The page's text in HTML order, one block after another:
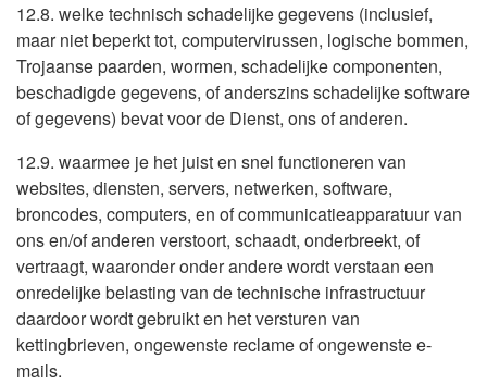
12.8. welke technisch schadelijke gegevens (inclusief,
maar niet beperkt tot, computervirussen, logische bommen,
Trojaanse paarden, wormen, schadelijke componenten,
beschadigde gegevens, of anderszins schadelijke software
of gegevens) bevat voor de Dienst, ons of anderen.
12.9. waarmee je het juist en snel functioneren van
websites, diensten, servers, netwerken, software,
broncodes, computers, en of communicatieapparatuur van
ons en/of anderen verstoort, schaadt, onderbreekt, of
vertraagt, waaronder onder andere wordt verstaan een
onredelijke belasting van de technische infrastructuur
daardoor wordt gebruikt en het versturen van
kettingbrieven, ongewenste reclame of ongewenste e-
mails.